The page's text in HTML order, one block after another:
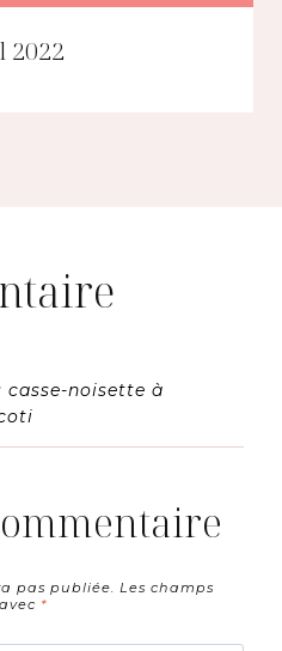
2022
casse-noisette à
pas publiée.
Les champs
*